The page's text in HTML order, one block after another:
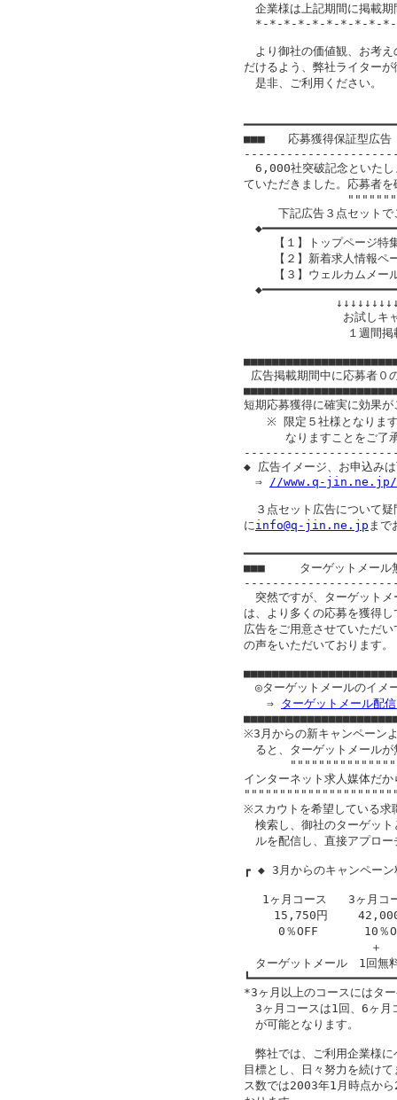
企業様は上記期間に掲載期
*-*-*-*-*-*-*-*-*-
より御社の価値観、お考え
だけるよう、弊社ライター
是非、ご利用ください。
■■■　　応募獲得保証型広告
6,000社突破記念といたし
ていただきました。応募者
下記広告３点セットで
【１】トップページ特
【２】新着求人情報ペ
【３】ウェルカムメー
お試しキャンペ
１週間掲載　
広告掲載期間中に応募者０
短期応募獲得に確実に効果
※ 限定５社様となります
なりますことをご了承
◆ 広告イメージ、お申込み
⇒ //www.q-jin.ne.jp/
３点セット広告について疑
にinfo@q-jin.ne.jp まで
■■■　　　ターゲットメール
突然ですが、ターゲット
は、より多くの応募を獲得
広告をご用意させていただ
の声をいただいております。
◎ターゲットメールのイメ
⇒ ターゲットメール配
※3月からの新キャンペーン
ると、ターゲットメールが
インターネット求人媒体だ
※スカウトを希望している求
検索し、御社のターゲット
ルを配信し、直接アプロー
┏ ◆ 3月からのキャンペー
1ヶ月コース   3ヶ月コ
15,750円　　 42,000
0％OFF　　　　10％
＋　　　　　
ターゲットメール　1回無
*3ヶ月以上のコースにはタ
3ヶ月コースは1回、6ヶ月
が可能となります。
弊社では、ご利用企業様に
目標とし、日々努力を続け
ス数では2003年1月時点か